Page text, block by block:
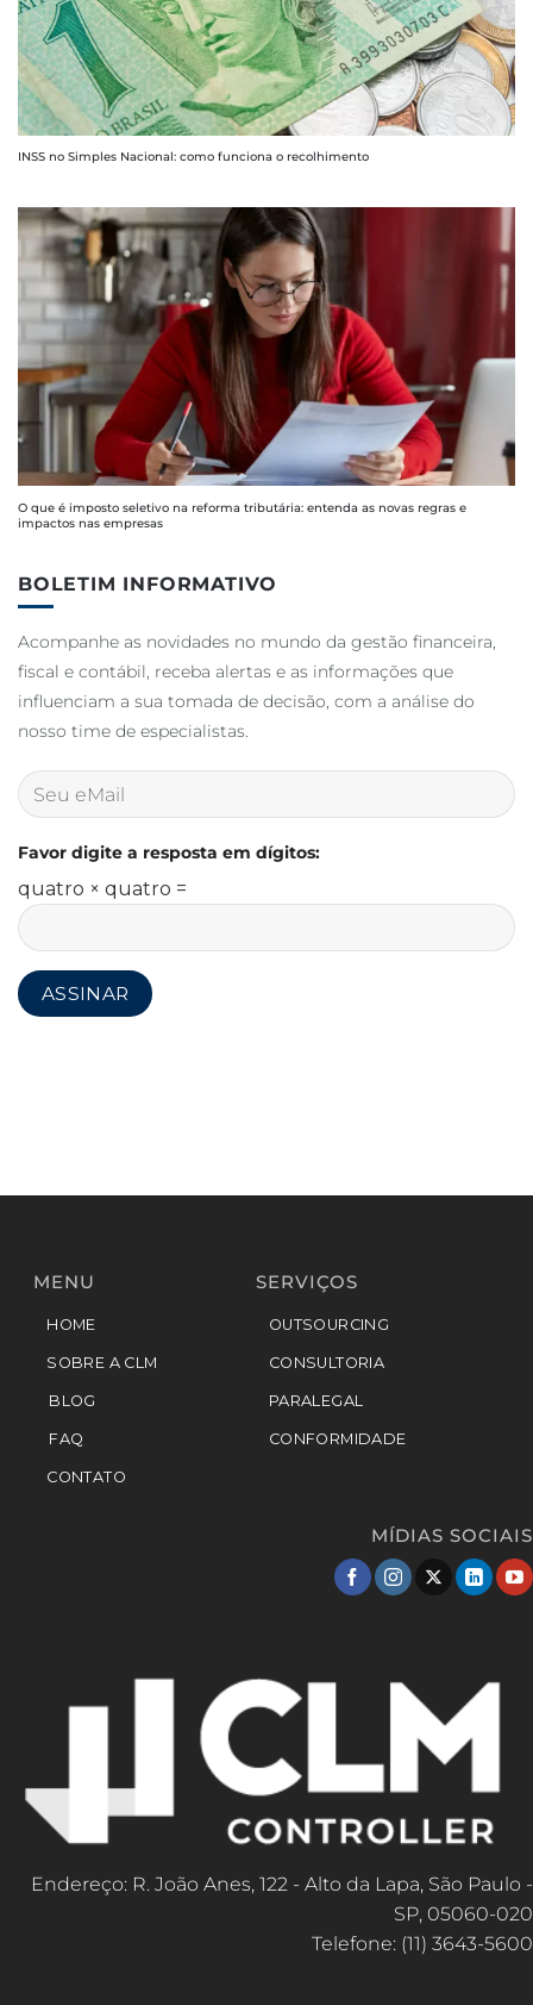
INSS no Simples Nacional: como funciona o recolhimento
O que é imposto seletivo na reforma tributária: entenda as novas regras e
impactos nas empresas
BOLETIM INFORMATIVO
Acompanhe as novidades no mundo da gestão financeira,
fiscal e contábil, receba alertas e as informações que
influenciam a sua tomada de decisão, com a análise do
nosso time de especialistas.
Favor digite a resposta em dígitos:
quatro × quatro =
MENU
HOME
SOBRE A CLM
BLOG
FAQ
CONTATO
SERVIÇOS
OUTSOURCING
CONSULTORIA
PARALEGAL
CONFORMIDADE
MÍDIAS SOCIAIS
Endereço: R. João Anes, 122 - Alto da Lapa, São Paulo -
SP, 05060-020
Telefone: (11) 3643-5600